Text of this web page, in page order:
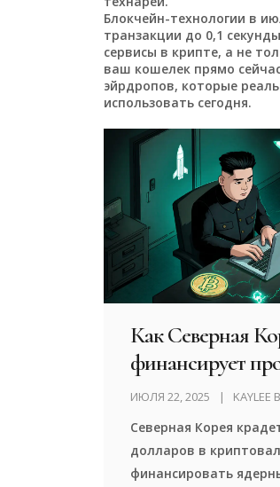
Блокчейн-технологии в
транзакции до 0,1
сервисы в крипте, а не
ваш кошелек прямо
эйрдропов, которые
использовать сегодня.
Как Северная
финансирует
ОМП с
украденной
ИЮЛЯ 22, 2025 KAYLEE
Северная Корея
долларов в
финансировать